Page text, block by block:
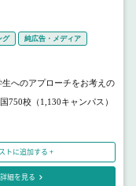
グ 純広告・メディア
へのアプローチをお考えの
750校（1,130キャンパス）
トに追加する +
詳細を見る